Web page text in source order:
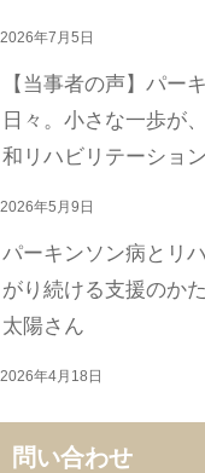
2026年7月5日
【当事者の声】パー
日々。小さな一歩が
和リハビリテーショ
2026年5月9日
パーキンソン病とリ
がり続ける支援のか
太陽さん
2026年4月18日
問い合わせ